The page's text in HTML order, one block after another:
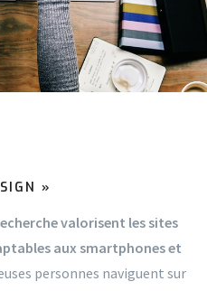
»
valorisent les sites
aux smartphones et
personnes naviguent sur